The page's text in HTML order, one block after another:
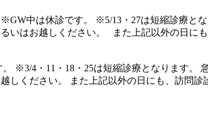
中は休診です。 ※5/13・27は短縮診療と
いはお越しください。 また上記以外の日に
。 ※3/4・11・18・25は短縮診療となります
しください。 また上記以外の日にも、訪問